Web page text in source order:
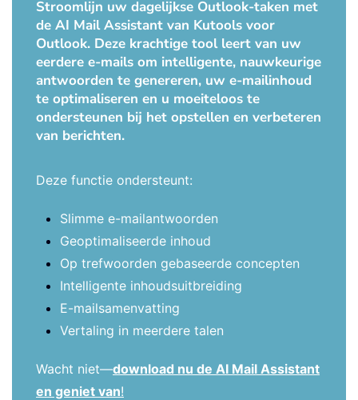
Stroomlijn uw dagelijkse Outlook-taken met
de AI Mail Assistant van Kutools voor
Outlook. Deze krachtige tool leert van uw
eerdere e-mails om intelligente, nauwkeurige
antwoorden te genereren, uw e-mailinhoud
te optimaliseren en u moeiteloos te
ondersteunen bij het opstellen en verbeteren
van berichten.
Deze functie ondersteunt:
Slimme e-mailantwoorden
Geoptimaliseerde inhoud
Op trefwoorden gebaseerde concepten
Intelligente inhoudsuitbreiding
E-mailsamenvatting
Vertaling in meerdere talen
Wacht niet—download nu de AI Mail Assistant
en geniet van!